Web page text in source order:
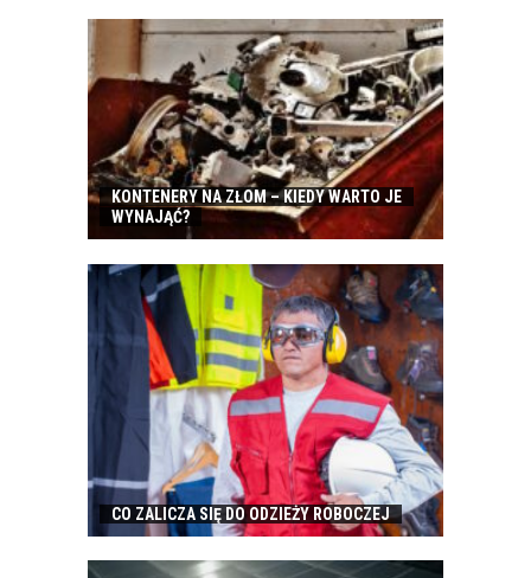
KONTENERY NA ZŁOM – KIEDY WARTO JE
WYNAJĄĆ?
CO ZALICZA SIĘ DO ODZIEŻY ROBOCZEJ